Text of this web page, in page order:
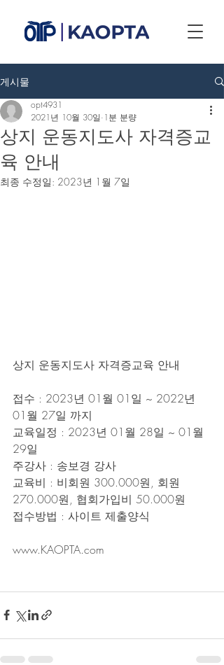
게시물
상지 운동지도사 자격증교
육 안내
opt4931
2021년 10월 30일 1분 분량
최종 수정일: 2023년 1월 7일
상지 운동지도사 자격증교육 안내
접수 : 2023년 01월 01일 ~ 2022년
01월 27일 까지
교육일정 : 2023년 01월 28일 ~ 01월
29일
주강사 : 송보경 강사
교육비 : 비회원 300.000원, 회원
270.000원, 협회가입비 50.000원
접수방법 : 사이트 제출양식
www.KAOPTA.com